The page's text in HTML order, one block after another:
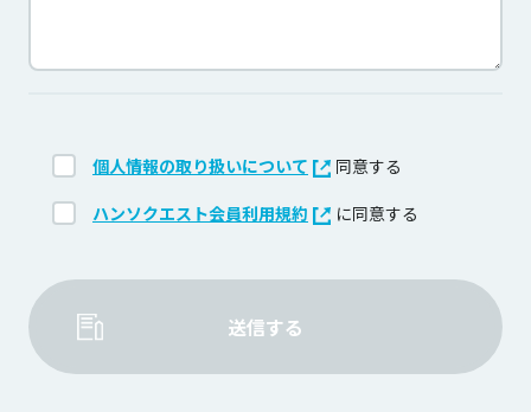
個人情報の取り扱いについて 同意する
ハンソクエスト会員利用規約 に同意する
送信する